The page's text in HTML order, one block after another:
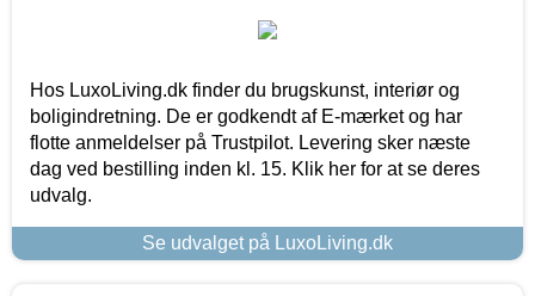
Hos LuxoLiving.dk finder du brugskunst, interiør og
boligindretning. De er godkendt af E-mærket og har
flotte anmeldelser på Trustpilot. Levering sker næste
dag ved bestilling inden kl. 15. Klik her for at se deres
udvalg.
Se udvalget på LuxoLiving.dk